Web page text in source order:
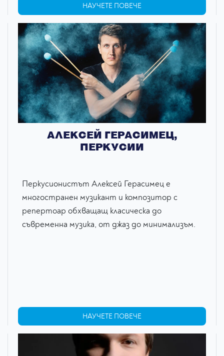
НАУЧЕТЕ ПОВЕЧЕ
АЛЕКСЕЙ ГЕРАСИМЕЦ,
ПЕРКУСИИ
Перкусионистът Алексей Герасимец е
многостранен музикант и композитор с
репертоар обхващащ класическа до
съвременна музика, от джаз до минимализъм.
НАУЧЕТЕ ПОВЕЧЕ